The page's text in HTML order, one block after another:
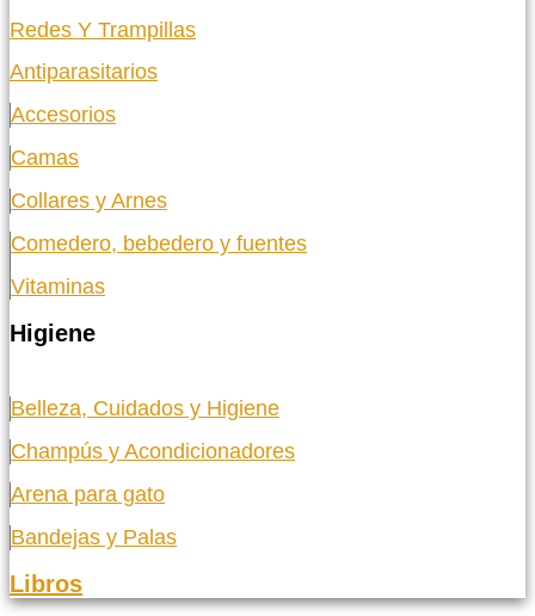
Redes Y Trampillas
Antiparasitarios
Accesorios
Camas
Collares y Arnes
Comedero, bebedero y fuentes
Vitaminas
Higiene
Belleza, Cuidados y Higiene
Champús y Acondicionadores
Arena para gato
Bandejas y Palas
Libros